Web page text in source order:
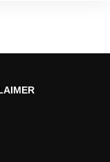
से कमर्शियल स्तर